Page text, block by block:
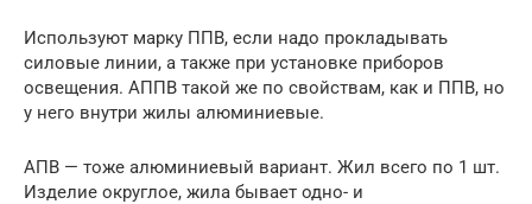
Используют марку ППВ, если надо прокладывать
силовые линии, а также при установке приборов
освещения. АППВ такой же по свойствам, как и ППВ, но
у него внутри жилы алюминиевые.
АПВ — тоже алюминиевый вариант. Жил всего по 1 шт.
Изделие округлое, жила бывает одно- и